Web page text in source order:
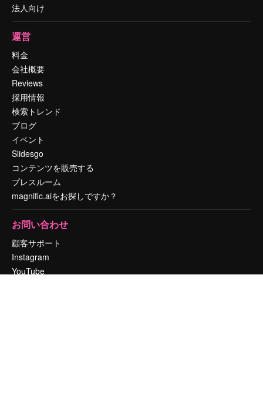
法人向け
運営
料金
会社概要
Reviews
採用情報
検索トレンド
ブログ
イベント
Slidesgo
コンテンツを販売する
プレスルーム
magnific.aiをお探しですか？
お問い合わせ
顧客サポート
Instagram
YouTube